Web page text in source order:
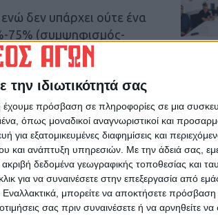
την ιδιωτικότητά σας
έχουμε πρόσβαση σε πληροφορίες σε μια
όπως μοναδικοί αναγνωριστικοί και
εξατομικευμένες διαφημίσεις και
και ανάπτυξη υπηρεσιών. Με την άδειά σας,
δεδομένα γεωγραφικής τοποθεσίας και
για να συναινέσετε στην επεξεργασία από
μπορείτε να αποκτήσετε πρόσβαση
σας πριν συναινέσετε ή να αρνηθείτε να
δεν υπάρχει ούτε ένα
75% (συμψηφισμός-
υπογράμμισε
αγρότες για την
διότι -όπως
υπέβαλαν αίτημα για